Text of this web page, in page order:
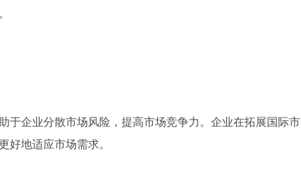
于企业分散市场风险，提高市场竞争力。企业在拓展国际市
地适应市场需求。